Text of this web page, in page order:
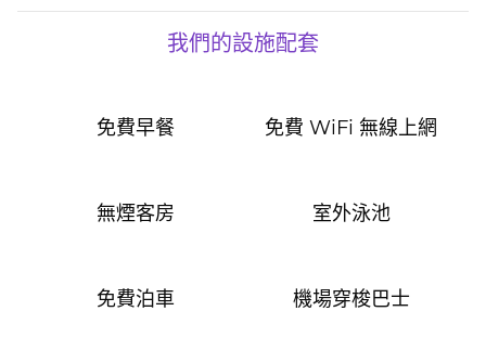
我們的設施配套
免費早餐 免費 WiFi 無線上網
無煙客房 室外泳池
免費泊車 機場穿梭巴士